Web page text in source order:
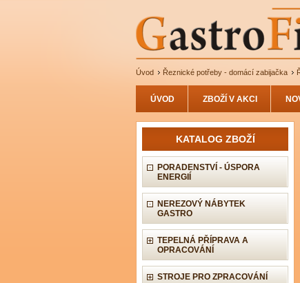
Úvod Řeznické potřeby - domácí zabijačka
ÚVOD ZBOŽÍ V AKCI
KATALOG ZBOŽÍ
PORADENSTVÍ - ÚSPORA
ENERGIÍ
NEREZOVÝ NÁBYTEK
GASTRO
TEPELNÁ PŘÍPRAVA A
OPRACOVÁNÍ
STROJE PRO ZPRACOVÁNÍ